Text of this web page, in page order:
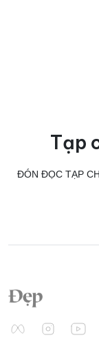
Tạp
ĐÓN ĐỌC TẠP